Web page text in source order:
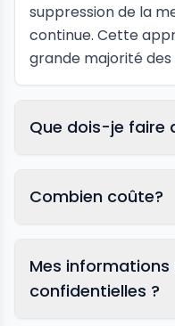
suppression de la
continue. Cette
grande majorité des
Que dois-je faire
Combien coûte?
Mes
confidentielles ?